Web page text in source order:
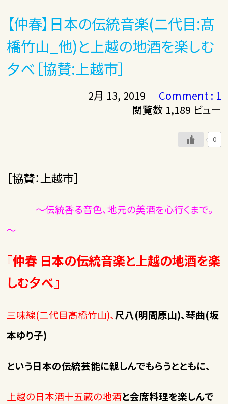
【仲春】日本の伝統音楽(二代目:髙
橋竹山_他)と上越の地酒を楽しむ
夕べ［協賛:上越市］
2月 13, 2019
Comment : 1
閲覧数 1,189 ビュー
0
［協賛：上越市］
～伝統香る音色、地元の美酒を心行くまで。
～
『仲春 日本の伝統音楽と上越の地酒を楽
しむ夕べ』
三味線(二代目髙橋竹山)、尺八(明間原山)、琴曲(坂
本ゆり子)
という日本の伝統芸能に親しんでもらうとともに、
上越の日本酒十五蔵の地酒と会席料理を楽しんで